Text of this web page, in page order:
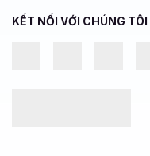
KẾT NỐI VỚI CHÚNG TÔI